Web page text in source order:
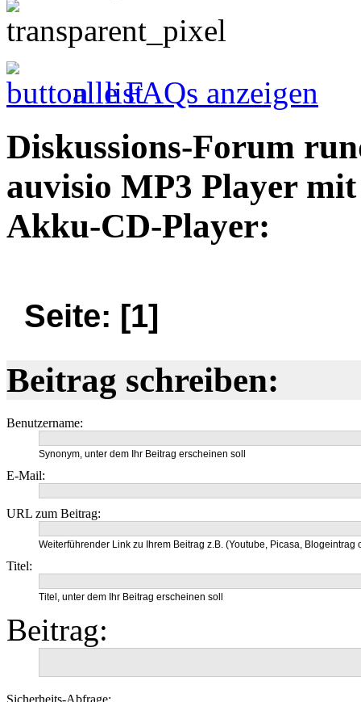
alle FAQs anzeigen
Diskussions-Forum
auvisio MP3 Player
Akku-CD-Player:
Seite: [1]
Beitrag schreiben:
Benutzername:
Synonym, unter dem Ihr Beitrag erscheinen soll
E-Mail:
URL zum Beitrag:
Weiterführender Link zu Ihrem Beitrag z.B. (Youtube, Picasa, Blogeintrag
Titel:
Titel, unter dem Ihr Beitrag erscheinen soll
Beitrag:
Sicherheits-Abfrage: